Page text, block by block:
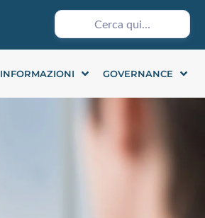
INFORMAZIONI GOVERNANCE